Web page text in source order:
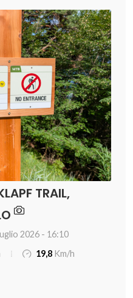
TRAIL,
2026 - 16:10
19,8 Km/h